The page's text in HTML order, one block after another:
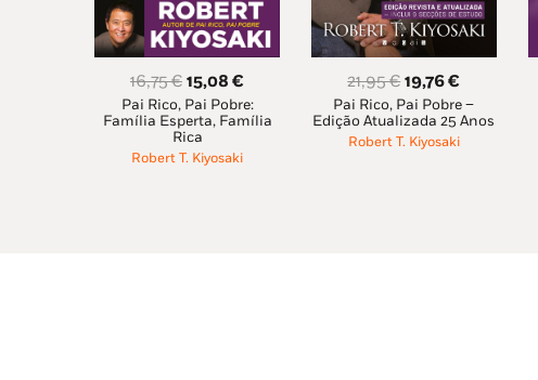
16,75€ O
preço
original
era:
15,08 €
preço
Pai Rico, Pai Pobre:
Família Esperta, Família
Rica
Robert T. Kiyosaki
21,95€O
preço
original
19,76€
preço
atual
Pai Rico, Pai Pobre –
Edição Atualizada 25 Anos
Robert T. Kiyosaki